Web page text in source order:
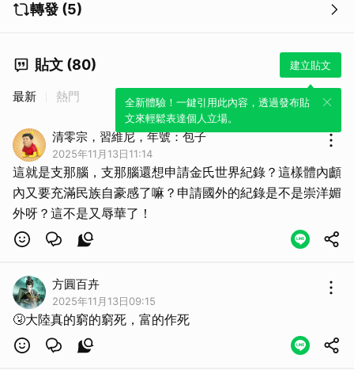
轉發 (5)
貼文 (80) 建立貼文
全新體驗！一鍵引用此內容，透過發布貼
文來輕鬆表達個人立場。
最新 熱門
清零宗，習維尼，年號：包子
2025年11月13日11:14
這就是支那腦，支那腦還想申請金氏世界紀錄？這樣體內顱
內又要充滿民族自豪感了嘛？申請國外的紀錄是不是崇洋媚
外呀？這不是又辱華了！
方圓百卉
2025年11月13日09:15
🤧大陸真的窮的窮死，富的作死